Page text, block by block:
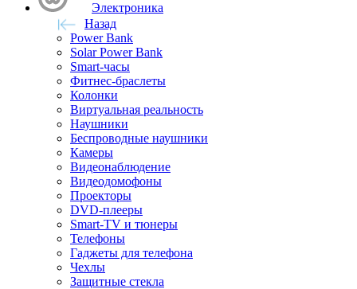
Электроника
Назад
Power Bank
Solar Power Bank
Smart-часы
Фитнес-браслеты
Колонки
Виртуальная реальность
Наушники
Беспроводные наушники
Камеры
Видеонаблюдение
Видеодомофоны
Проекторы
DVD-плееры
Smart-TV и тюнеры
Телефоны
Гаджеты для телефона
Чехлы
Защитные стекла